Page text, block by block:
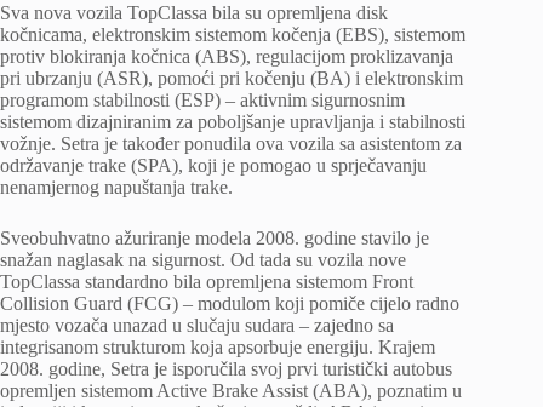
Sva nova vozila TopClassa bila su opremljena disk
kočnicama, elektronskim sistemom kočenja (EBS), sistemom
protiv blokiranja kočnica (ABS), regulacijom proklizavanja
pri ubrzanju (ASR), pomoći pri kočenju (BA) i elektronskim
programom stabilnosti (ESP) – aktivnim sigurnosnim
sistemom dizajniranim za poboljšanje upravljanja i stabilnosti
vožnje. Setra je također ponudila ova vozila sa asistentom za
održavanje trake (SPA), koji je pomogao u sprječavanju
nenamjernog napuštanja trake.
Sveobuhvatno ažuriranje modela 2008. godine stavilo je
snažan naglasak na sigurnost. Od tada su vozila nove
TopClassa standardno bila opremljena sistemom Front
Collision Guard (FCG) – modulom koji pomiče cijelo radno
mjesto vozača unazad u slučaju sudara – zajedno sa
integrisanom strukturom koja apsorbuje energiju. Krajem
2008. godine, Setra je isporučila svoj prvi turistički autobus
opremljen sistemom Active Brake Assist (ABA), poznatim u